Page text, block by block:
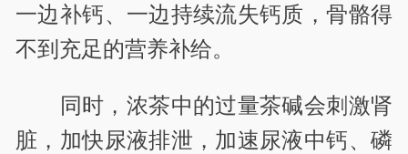
一边补钙、一边持续流失钙质，骨骼得
不到充足的营养补给。
同时，浓茶中的过量茶碱会刺激肾
脏，加快尿液排泄，加速尿液中钙、磷